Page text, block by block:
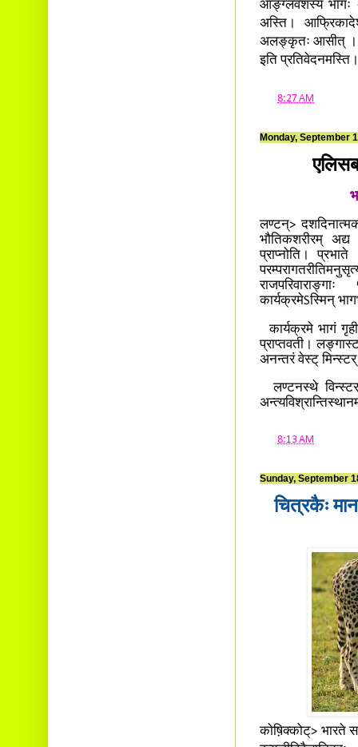
आङ्ग्लवंशस्य भागः
अस्ति।
अलङ्कृतः आसीत् । शेष
इति प्रतिवेदनमस्ति।
8:27 AM
Monday, September
लण्टन्>
भौतिकशरीरम्
प्राप्नोति।
कार्यक्रमेSस्मिन्
कार्यक्रमे भागं
प्राप्तवती।
अनन्तरं वेस्ट् मिन्स्टर्
लण्टनस्थे विन्स्टर्
8:13 AM
Sunday, September
चित्रकैः
कोष़िक्कोट्> भारते